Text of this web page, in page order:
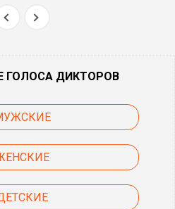
ГОЛОСА ДИКТОРОВ